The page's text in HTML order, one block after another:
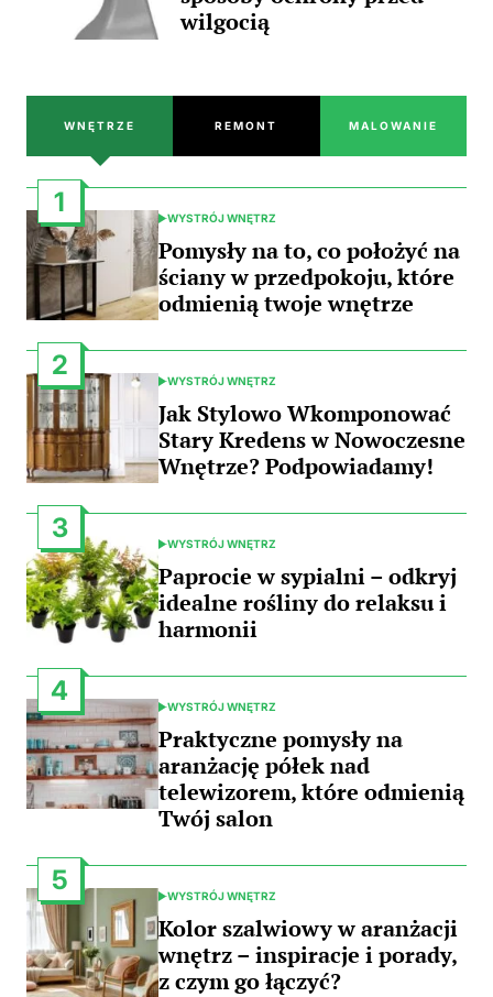
wilgocią
WNĘTRZE REMONT MALOWANIE
1
POSTED
IN
WYSTRÓJ WNĘTRZ
Pomysły na to, co położyć na
ściany w przedpokoju, które
odmienią twoje wnętrze
2
POSTED
IN
WYSTRÓJ WNĘTRZ
Jak Stylowo Wkomponować
Stary Kredens w Nowoczesne
Wnętrze? Podpowiadamy!
3
POSTED
IN
WYSTRÓJ WNĘTRZ
Paprocie w sypialni – odkryj
idealne rośliny do relaksu i
harmonii
4
POSTED
IN
WYSTRÓJ WNĘTRZ
Praktyczne pomysły na
aranżację półek nad
telewizorem, które odmienią
Twój salon
5
POSTED
IN
WYSTRÓJ WNĘTRZ
Kolor szalwiowy w aranżacji
wnętrz – inspiracje i porady,
z czym go łączyć?